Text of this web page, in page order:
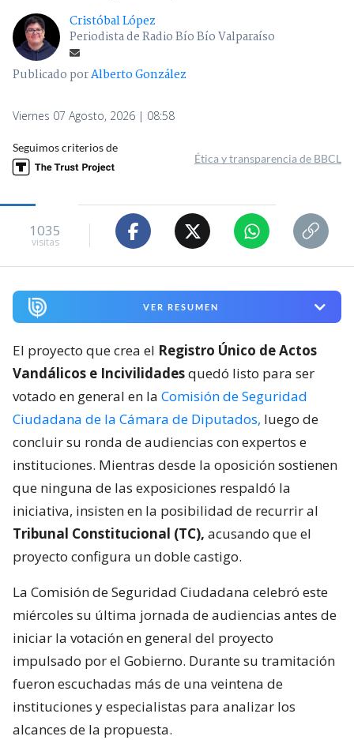
Cristóbal López
Periodista de Radio Bío Bío Valparaíso
Publicado porAlberto González
Viernes 07 Agosto, 2026 | 08:58
Seguimos criterios de
Ética y transparencia de BBCL
1035
visitas
VER RESUMEN
El proyecto que crea el Registro Único de Actos
Vandálicos e Incivilidadesquedó listo para ser
votado en general en la Comisión de Seguridad
Ciudadana de la Cámara de Diputados, luego de
concluir su ronda de audiencias con expertos e
instituciones. Mientras desde la oposición sostienen
que ninguna de las exposiciones respaldó la
iniciativa, insisten en la posibilidad de recurrir al
Tribunal Constitucional (TC), acusando que el
proyecto configura un doble castigo.
La Comisión de Seguridad Ciudadana celebró este
miércoles su última jornada de audiencias antes de
iniciar la votación en general del proyecto
impulsado por el Gobierno. Durante su tramitación
fueron escuchadas más de una veintena de
instituciones y especialistas para analizar los
alcances de la propuesta.